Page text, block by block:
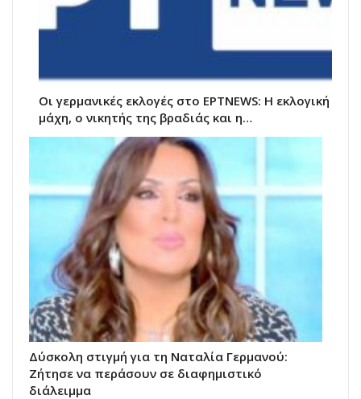
Οι γερμανικές εκλογές στο ΕΡΤNEWS: Η εκλογική
μάχη, ο νικητής της βραδιάς και η…
Δύσκολη στιγμή για τη Ναταλία Γερμανού:
Ζήτησε να περάσουν σε διαφημιστικό
διάλειμμα